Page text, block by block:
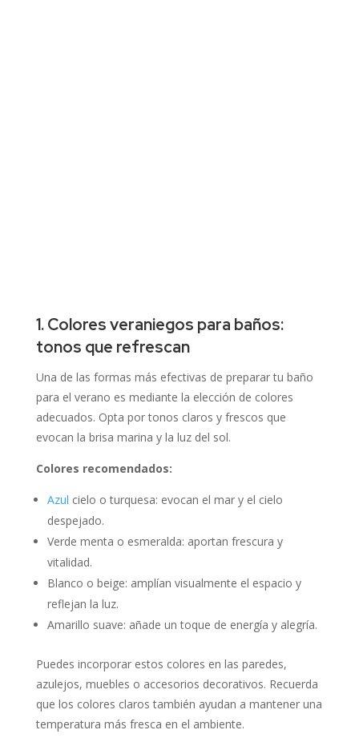
1. Colores veraniegos para baños:
tonos que refrescan
Una de las formas más efectivas de preparar tu baño
para el verano es mediante la elección de colores
adecuados. Opta por tonos claros y frescos que
evocan la brisa marina y la luz del sol.
Colores recomendados:
Azul cielo o turquesa: evocan el mar y el cielo
despejado.
Verde menta o esmeralda: aportan frescura y
vitalidad.
Blanco o beige: amplían visualmente el espacio y
reflejan la luz.
Amarillo suave: añade un toque de energía y alegría.
Puedes incorporar estos colores en las paredes,
azulejos, muebles o accesorios decorativos. Recuerda
que los colores claros también ayudan a mantener una
temperatura más fresca en el ambiente.